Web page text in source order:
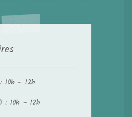
10h – 12h
: 10h – 12h